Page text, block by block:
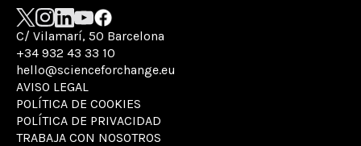
C/ Vilamarí, 50 Barcelona
+34 932 43 33 10
hello@scienceforchange.eu
AVISO LEGAL
POLÍTICA DE COOKIES
POLÍTICA DE PRIVACIDAD
TRABAJA CON NOSOTROS